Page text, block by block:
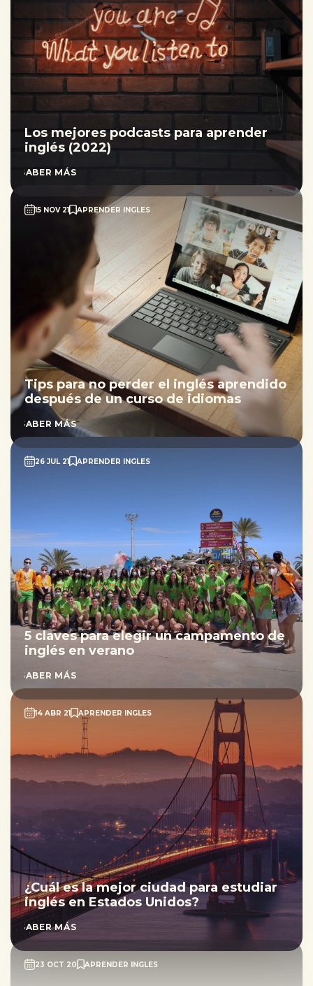
Los mejores podcasts para aprender
inglés (2022)
SABER MÁS
15 NOV 21 APRENDER INGLES
Tips para no perder el inglés aprendido
después de un curso de idiomas
SABER MÁS
26 JUL 21 APRENDER INGLES
5 claves para elegir un campamento de
inglés en verano
SABER MÁS
14 ABR 21 APRENDER INGLES
¿Cuál es la mejor ciudad para estudiar
inglés en Estados Unidos?
SABER MÁS
23 OCT 20 APRENDER INGLES